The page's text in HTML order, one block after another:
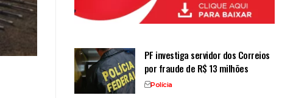
PF investiga servidor dos Correios
por fraude de R$ 13 milhões
Polícia